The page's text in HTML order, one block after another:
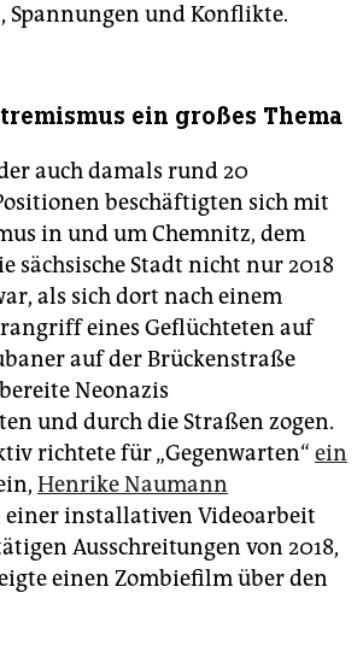
Spannungen und Konflikte.
ein großes Thema
auch damals rund 20
beschäftigten sich mit
in und um Chemnitz, dem
sächsische Stadt nicht nur 2018
als sich dort nach einem
eines Geflüchteten auf
auf der Brückenstraße
Neonazis
und durch die Straßen zogen.
richtete für „Gegenwarten“ ein
Henrike Naumann
installativen Videoarbeit
Ausschreitungen von 2018,
einen Zombiefilm über den